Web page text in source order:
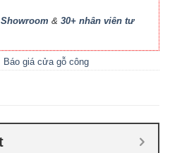
& 30+ nhân viên tư
Báo giá cửa gỗ công